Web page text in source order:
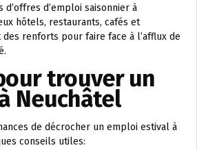
d’offres d’emploi saisonnier à
hôtels, restaurants, cafés et
des renforts pour faire face à l’afflux de
trouver un
Neuchâtel
de décrocher un emploi estival à
conseils utiles: